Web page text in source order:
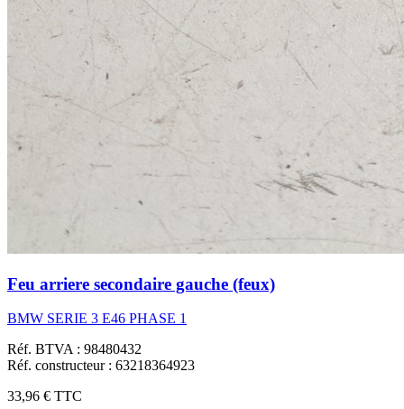
Feu arriere secondaire gauche (feux)
BMW SERIE 3 E46 PHASE 1
Réf. BTVA : 98480432
Réf. constructeur : 63218364923
33,96 € TTC